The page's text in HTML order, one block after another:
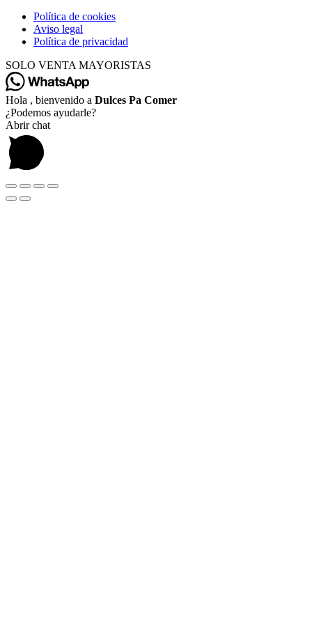
Política de cookies
Aviso legal
Política de privacidad
SOLO VENTA MAYORISTAS
Hola , bienvenido a Dulces Pa Comer
¿Podemos ayudarle?
Abrir chat